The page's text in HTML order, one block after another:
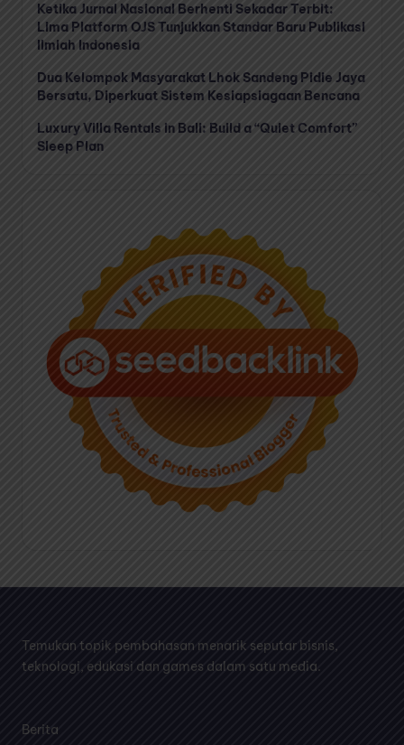
Ketika Jurnal Nasional Berhenti Sekadar Terbit:
Lima Platform OJS Tunjukkan Standar Baru Publikasi
Ilmiah Indonesia
Dua Kelompok Masyarakat Lhok Sandeng Pidie Jaya
Bersatu, Diperkuat Sistem Kesiapsiagaan Bencana
Luxury Villa Rentals in Bali: Build a “Quiet Comfort”
Sleep Plan
Temukan topik pembahasan menarik seputar bisnis,
teknologi, edukasi dan games dalam satu media.
Berita